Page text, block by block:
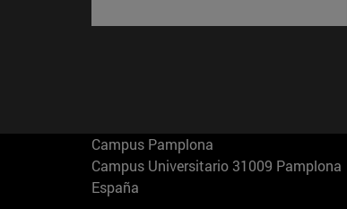
Campus Pamplona
Campus Universitario 31009 Pamplona
España